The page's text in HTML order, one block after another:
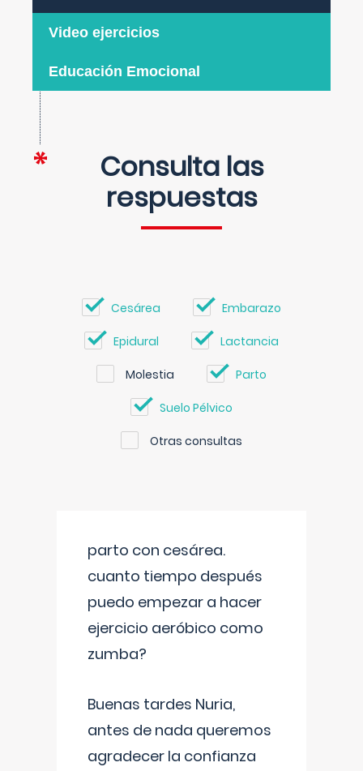
Video ejercicios
Educación Emocional
Consulta las
respuestas
Cesárea Embarazo
Epidural Lactancia
Molestia Parto
Suelo Pélvico
Otras consultas
parto con cesárea.
cuanto tiempo después
puedo empezar a hacer
ejercicio aeróbico como
zumba?
Buenas tardes Nuria,
antes de nada queremos
agradecer la confianza